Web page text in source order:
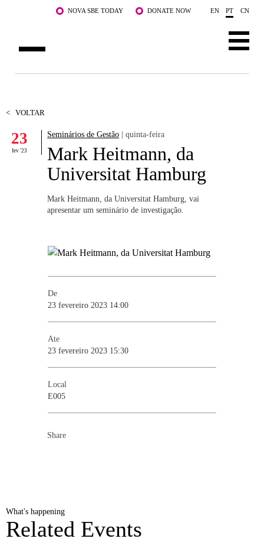
Saltar para o conteúdo principalNOVA SBE TODAY DONATE NOW EN PT CN
DOCENTES E INVESTIGAÇÃO
COMUNIDADE
WHAT'S HAPPENING
< VOLTAR
23
fev '23
Seminários de Gestão | quinta-feira
Mark Heitmann, da
Universitat Hamburg
Mark Heitmann, da Universitat Hamburg, vai
apresentar um seminário de investigação.
De
23 fevereiro 2023 14:00
Ate
23 fevereiro 2023 15:30
Local
E005
Share
What's happening
Related Events